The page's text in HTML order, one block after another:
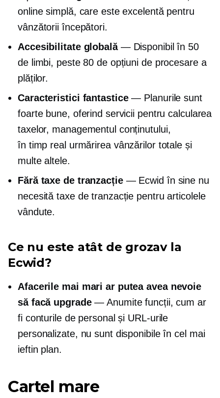
online simplă, care este excelentă pentru
vânzătorii începători.
Accesibilitate globală— Disponibil în 50
de limbi, peste 80 de opțiuni de procesare a
plăților.
Caracteristici fantastice— Planurile sunt
foarte bune, oferind servicii pentru calcularea
taxelor, managementul conținutului,
în timp real urmărirea vânzărilor totale și
multe altele.
Fără taxe de tranzacție— Ecwid în sine nu
necesită taxe de tranzacție pentru articolele
vândute.
Ce nu este atât de grozav la
Ecwid?
Afacerile mai mari ar putea avea nevoie
să facă upgrade— Anumite funcții, cum ar
fi conturile de personal și URL-urile
personalizate, nu sunt disponibile în cel mai
ieftin plan.
Cartel mare